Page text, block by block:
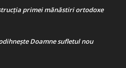
primei mănăstiri ortodoxe
Doamne sufletul nou